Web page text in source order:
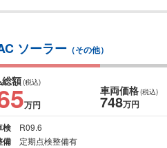
ソーラー （その他）
額(税込)
万円
車両価格(税込)
748万円
検
R09.6
備 定期点検整備有